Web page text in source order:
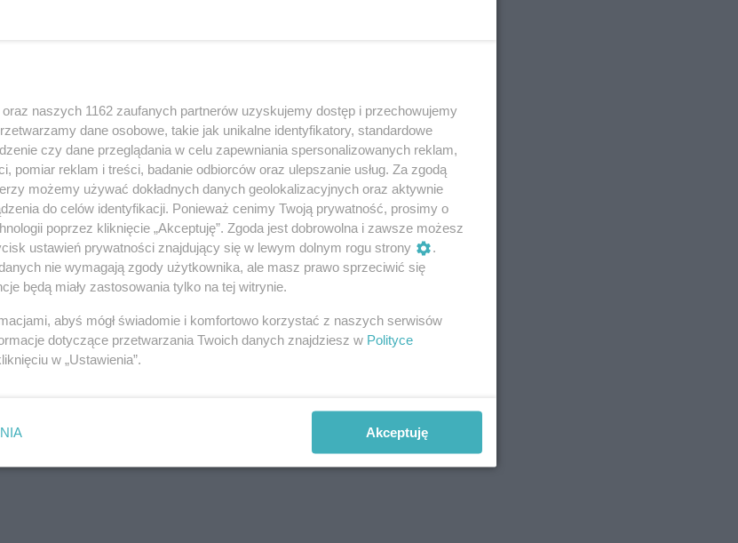
naszych 1162 zaufanych partnerów uzyskujemy dostęp i przechowujemy
dane osobowe, takie jak unikalne identyfikatory, standardowe
czy dane przeglądania w celu zapewniania spersonalizowanych reklam,
pomiar reklam i treści, badanie odbiorców oraz ulepszanie usług. Za zgodą
możemy używać dokładnych danych geolokalizacyjnych oraz aktywnie
do celów identyfikacji. Ponieważ cenimy Twoją prywatność, prosimy o
poprzez kliknięcie „Akceptuję”. Zgoda jest dobrowolna i zawsze możesz
ustawień prywatności znajdujący się w lewym dolnym rogu strony
.
nie wymagają zgody użytkownika, ale masz prawo sprzeciwić się
będą miały zastosowania tylko na tej witrynie.
abyś mógł świadomie i komfortowo korzystać z naszych serwisów
dotyczące przetwarzania Twoich danych znajdziesz w Polityce
w „Ustawienia”.
Akceptuję